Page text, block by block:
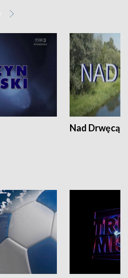
Nad Drwęcą